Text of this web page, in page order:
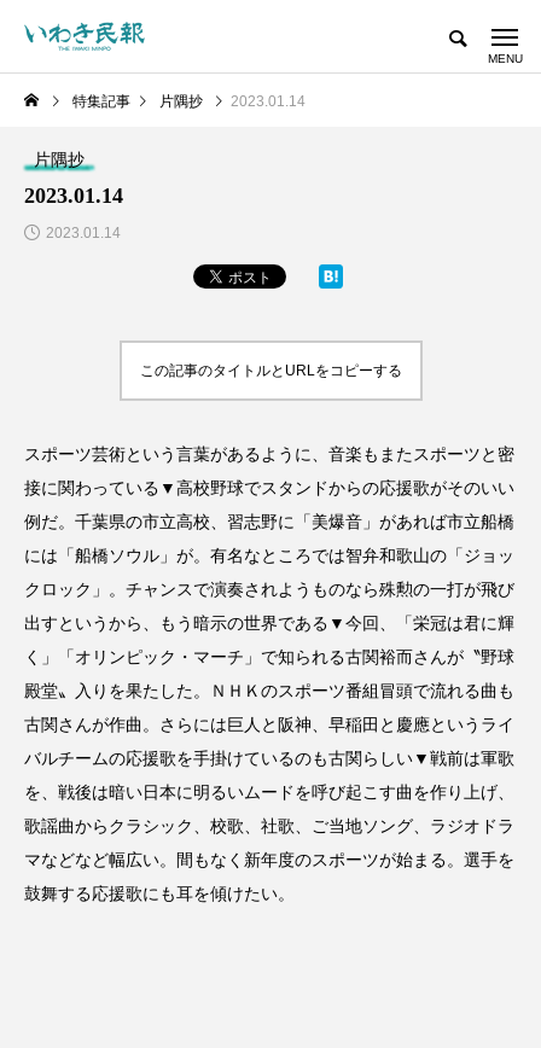
特集記事 片隅抄 2023.01.14
片隅抄
2023.01.14
2023.01.14
この記事のタイトルとURLをコピーする
スポーツ芸術という言葉があるように、音楽もまたスポーツと密
接に関わっている▼高校野球でスタンドからの応援歌がそのいい
例だ。千葉県の市立高校、習志野に「美爆音」があれば市立船橋
には「船橋ソウル」が。有名なところでは智弁和歌山の「ジョッ
クロック」。チャンスで演奏されようものなら殊勲の一打が飛び
出すというから、もう暗示の世界である▼今回、「栄冠は君に輝
く」「オリンピック・マーチ」で知られる古関裕而さんが〝野球
殿堂〟入りを果たした。ＮＨＫのスポーツ番組冒頭で流れる曲も
古関さんが作曲。さらには巨人と阪神、早稲田と慶應というライ
バルチームの応援歌を手掛けているのも古関らしい▼戦前は軍歌
を、戦後は暗い日本に明るいムードを呼び起こす曲を作り上げ、
歌謡曲からクラシック、校歌、社歌、ご当地ソング、ラジオドラ
マなどなど幅広い。間もなく新年度のスポーツが始まる。選手を
鼓舞する応援歌にも耳を傾けたい。